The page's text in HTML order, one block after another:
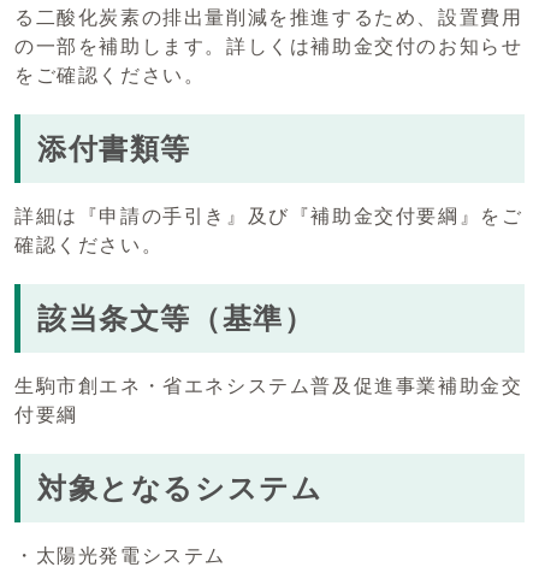
る二酸化炭素の排出量削減を推進するため、設置費用
の一部を補助します。詳しくは補助金交付のお知らせ
をご確認ください。
添付書類等
詳細は『申請の手引き』及び『補助金交付要綱』をご
確認ください。
該当条文等（基準）
生駒市創エネ・省エネシステム普及促進事業補助金交
付要綱
対象となるシステム
・太陽光発電システム